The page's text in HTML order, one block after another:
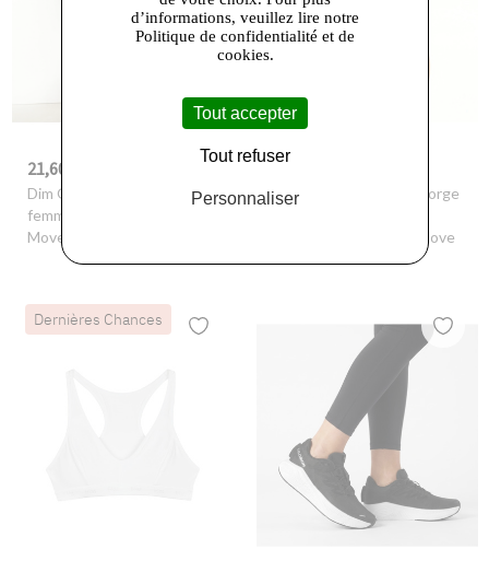
21,60 €
Dim Outlet
- Short de sport
femme en viscose noire Dim
Move
25,80 €
Dim Outlet
- Soutien-gorge
sculptante noire Dim Move
Dernières Chances
d’informations, veuillez lire notre
Politique de confidentialité et de
cookies.
Tout accepter
Tout refuser
Personnaliser